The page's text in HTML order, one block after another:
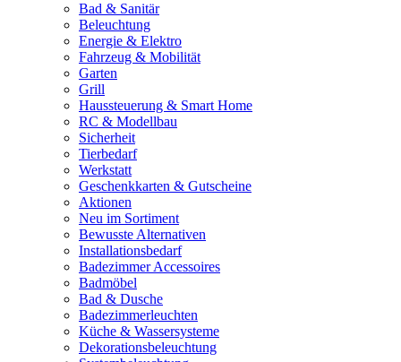
Bad & Sanitär
Beleuchtung
Energie & Elektro
Fahrzeug & Mobilität
Garten
Grill
Haussteuerung & Smart Home
RC & Modellbau
Sicherheit
Tierbedarf
Werkstatt
Geschenkkarten & Gutscheine
Aktionen
Neu im Sortiment
Bewusste Alternativen
Installationsbedarf
Badezimmer Accessoires
Badmöbel
Bad & Dusche
Badezimmerleuchten
Küche & Wassersysteme
Dekorationsbeleuchtung